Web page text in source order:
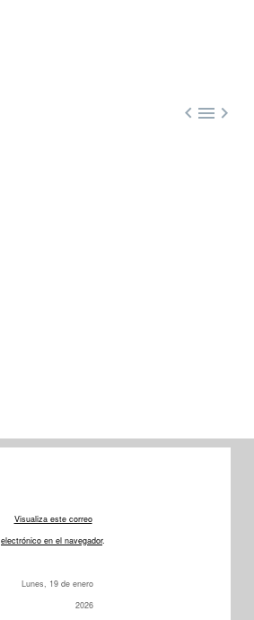

Visualiza este correo
electrónico en el navegador.
Lunes, 19 de enero
2026